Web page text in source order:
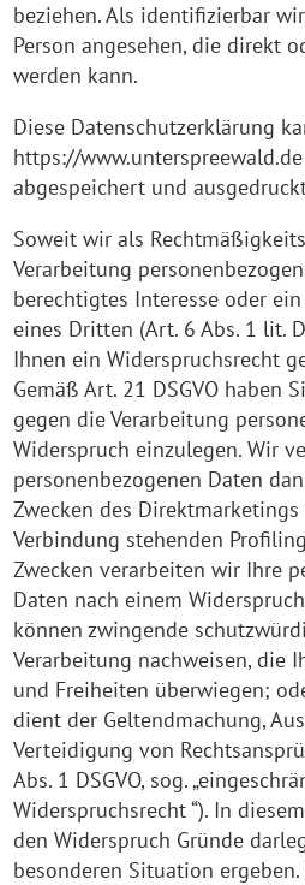
beziehen. Als identifizierbar
Person angesehen, die direkt
werden kann.
Diese Datenschutzerklärung
https://
abgespeichert und
Soweit wir als
Verarbeitung
berechtigtes Interesse oder
eines Dritten (Art. 6 Abs. 1 lit.
Ihnen ein Widerspruchsrecht
Gemäß Art. 21 DSGVO haben
gegen die Verarbeitung
Widerspruch einzulegen. Wir
personenbezogenen Daten
Zwecken des
Verbindung stehenden
Zwecken verarbeiten wir Ihre
Daten nach einem
können zwingende
Verarbeitung nachweisen, die
und Freiheiten überwiegen;
dient der Geltendmachung,
Verteidigung von
Abs. 1 DSGVO, sog.
Widerspruchsrecht “). In
den Widerspruch Gründe
besonderen Situation